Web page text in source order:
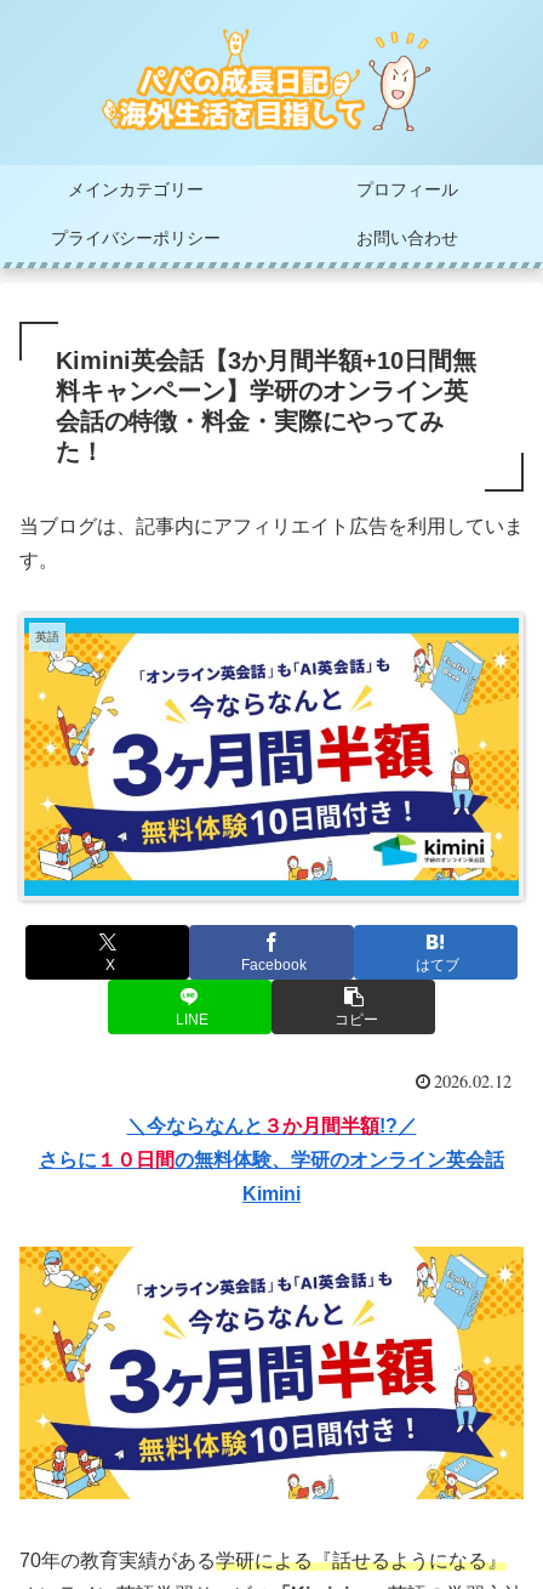
メインカテゴリー プロフィール
プライバシーポリシー お問い合わせ
Kimini英会話【3か月間半額+10日間無
料キャンペーン】学研のオンライン英
会話の特徴・料金・実際にやってみ
た！
当ブログは、記事内にアフィリエイト広告を利用していま
す。
英語
X Facebook はてブ
LINE コピー
2026.02.12
＼今ならなんと ３か月間半額!?／
さらに １０日間の無料体験、学研のオンライン英会話
Kimini
70年の教育実績がある学研による『話せるようになる』